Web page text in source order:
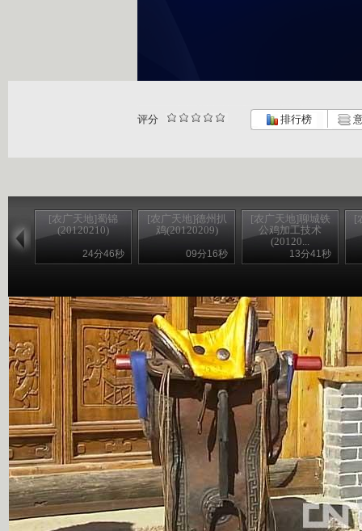
评分 排行榜
[农广天地]蜀锦
(20120210)
24分46秒
[农广天地]德州扒
鸡(20120209)
09分16秒
[农广天地]聊城铁
公鸡加工技术
(20120...
13分41秒
[